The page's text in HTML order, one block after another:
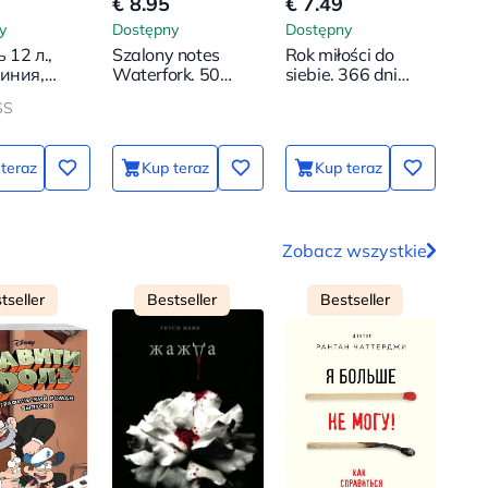
12 л.,
Dostępny
Szalony notes
Waterfork. 50
Kup teraz
Dostępny
Rok miłości do
siebie. 366 dni
Kup teraz
Zobacz wszystkie
Bestseller Bestseller